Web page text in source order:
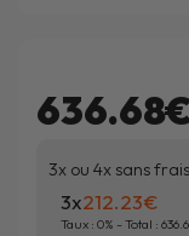
3x ou 4x sans
3x212.23
Taux : 0% - Total :